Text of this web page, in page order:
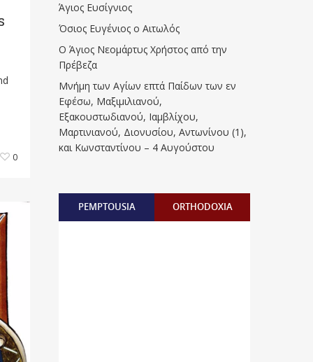
0
Άγιος Ευσίγνιος
Όσιος Ευγένιος ο Αιτωλός
Ο Άγιος Νεομάρτυς Χρήστος από την
Πρέβεζα
Μνήμη των Aγίων επτά Παίδων των εν
Eφέσω, Mαξιμιλιανού,
Eξακουστωδιανού, Iαμβλίχου,
Mαρτινιανού, Διονυσίου, Aντωνίνου (1),
και Kωνσταντίνου – 4 Αυγούστου
PEMPTOUSIA ORTHODOXIA